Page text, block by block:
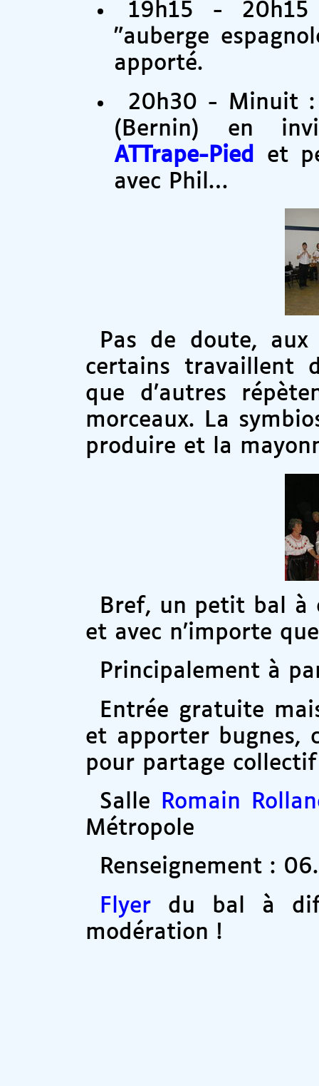
19h15 - 20h15
"auberge
apporté.
20h30 - Minuit
(Bernin) en
ATTrape-Pied
et
avec Phil…
Pas de doute,
certains travaillent
que d’autres
morceaux. La
produire et la
Bref, un petit bal à
et avec n’importe
Principalement à
Entrée gratuite
et apporter bugnes,
pour partage collectif
Salle
Romain
Métropole
Renseignement :
Flyer du bal à
modération !